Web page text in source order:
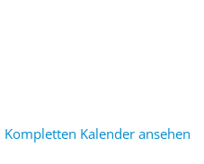
Kompletten Kalender ansehen